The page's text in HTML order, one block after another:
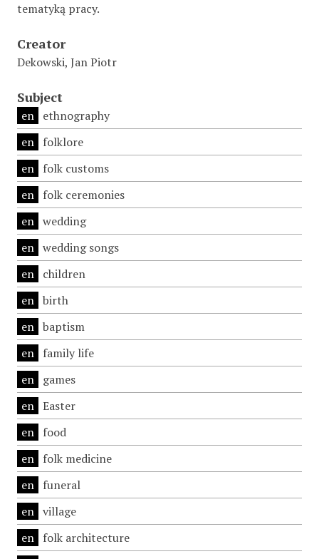
tematyką pracy.
Creator
Dekowski, Jan Piotr
Subject
en ethnography
en folklore
en folk customs
en folk ceremonies
en wedding
en wedding songs
en children
en birth
en baptism
en family life
en games
en Easter
en food
en folk medicine
en funeral
en village
en folk architecture